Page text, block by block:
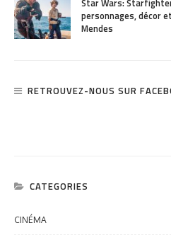
Star Wars:
personnages, décor
Mendes
RETROUVEZ-NOUS SUR
CATEGORIES
CINÉMA